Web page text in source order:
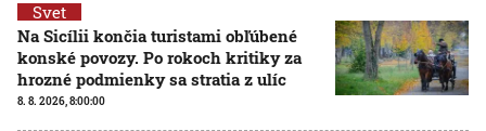
Svet
Na Sicílii končia turistami obľúbené
konské povozy. Po rokoch kritiky za
hrozné podmienky sa stratia z ulíc
8. 8. 2026, 8:00:00